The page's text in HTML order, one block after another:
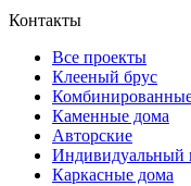
Контакты
Все проекты
Клееный брус
Каменные дома
Авторские
Индивидуальный
Каркасные дома